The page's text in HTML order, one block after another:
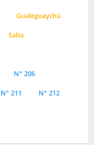
Gualeguaychú
Salta
N° 206
N° 211 N° 212